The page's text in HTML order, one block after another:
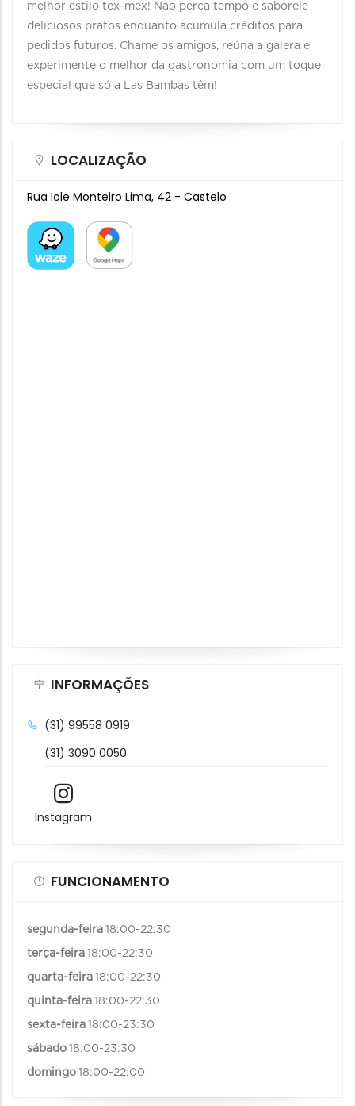
melhor estilo tex-mex! Não perca tempo e saboreie
deliciosos pratos enquanto acumula créditos para
pedidos futuros. Chame os amigos, reúna a galera e
experimente o melhor da gastronomia com um toque
especial que só a Las Bambas têm!
LOCALIZAÇÃO
Rua Iole Monteiro Lima, 42 - Castelo
INFORMAÇÕES
(31) 99558 0919
(31) 3090 0050
Instagram
FUNCIONAMENTO
segunda-feira 18:00-22:30
terça-feira 18:00-22:30
quarta-feira 18:00-22:30
quinta-feira 18:00-22:30
sexta-feira 18:00-23:30
sábado 18:00-23:30
domingo 18:00-22:00